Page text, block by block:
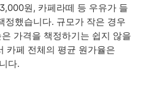
원, 카페라떼 등 우유가 들
했습니다. 규모가 작은 경우
가격을 책정하기는 쉽지 않을
카페 전체의 평균 원가율은
다.